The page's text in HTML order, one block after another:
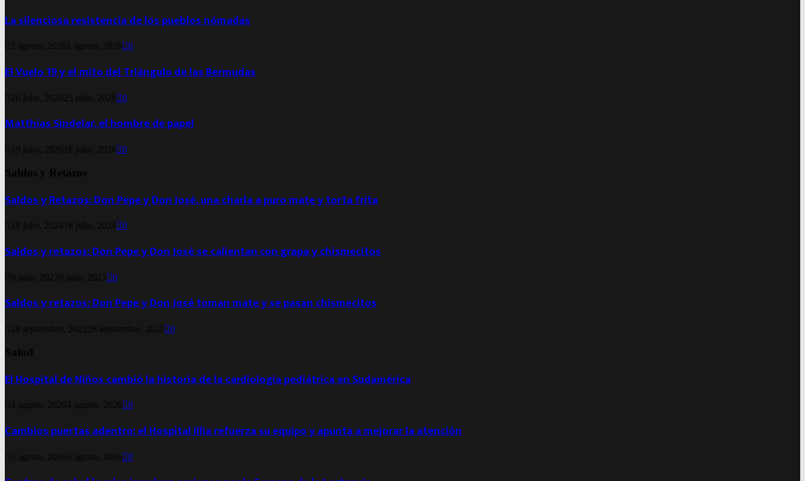
La silenciosa resistencia de los pueblos nómadas
2 agosto, 2026 1 agosto, 2026 0
El Vuelo 19 y el mito del Triángulo de las Bermudas
26 julio, 2026 25 julio, 2026 0
Matthias Sindelar, el hombre de papel
19 julio, 2026 18 julio, 2026 0
Saldos y Retazos
Saldos y Retazos: Don Pepe y Don José, una charla a puro mate y torta frita
18 julio, 2024 18 julio, 2024 0
Saldos y retazos: Don Pepe y Don José se calientan con grapa y chismecitos
9 julio, 20239 julio, 2023 0
Saldos y retazos: Don Pepe y Don José toman mate y se pasan chismecitos
28 septiembre, 2022 28 septiembre, 2022 0
Salud
El Hospital de Niños cambió la historia de la cardiología pediátrica en Sudamérica
4 agosto, 20264 agosto, 2026 0
Cambios puertas adentro: el Hospital Illia refuerza su equipo y apunta a mejorar la atención
3 agosto, 2026 3 agosto, 2026 0